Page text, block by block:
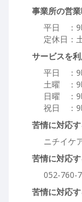
事業所の営
平日 ：9
定休日：
サービスを
平日 ：9
土曜 ：9
日曜 ：9
祝日 ：9
苦情に対応
ニチイケ
苦情に対応
052-760-
苦情に対応